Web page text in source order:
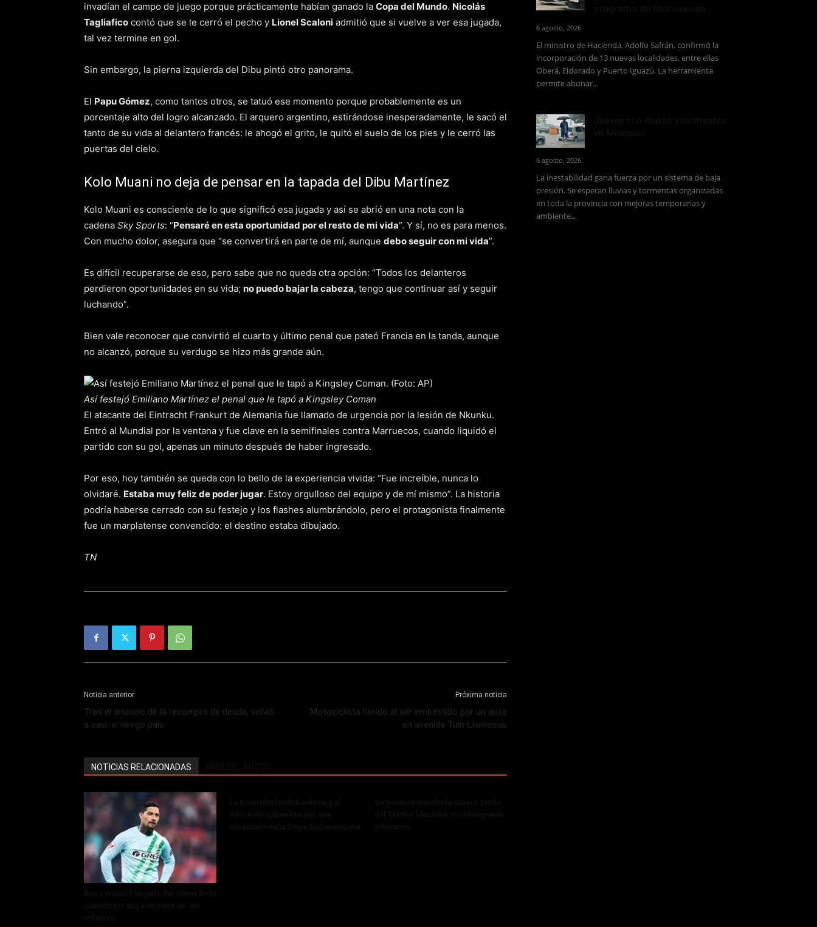
invadían el campo de juego porque prácticamente habían ganado la Copa del Mundo. Nicolás
Tagliafico contó que se le cerró el pecho y Lionel Scaloni admitió que si vuelve a ver esa jugada,
tal vez termine en gol.
Sin embargo, la pierna izquierda del Dibu pintó otro panorama.
El Papu Gómez, como tantos otros, se tatuó ese momento porque probablemente es un
porcentaje alto del logro alcanzado. El arquero argentino, estirándose inesperadamente, le sacó el
tanto de su vida al delantero francés: le ahogó el grito, le quitó el suelo de los pies y le cerró las
puertas del cielo.
Kolo Muani no deja de pensar en la tapada del Dibu Martínez
Kolo Muani es consciente de lo que significó esa jugada y así se abrió en una nota con la
cadena Sky Sports: “Pensaré en esta oportunidad por el resto de mi vida”. Y sí, no es para menos.
Con mucho dolor, asegura que “se convertirá en parte de mí, aunque debo seguir con mi vida”.
Es difícil recuperarse de eso, pero sabe que no queda otra opción: “Todos los delanteros
perdieron oportunidades en su vida; no puedo bajar la cabeza, tengo que continuar así y seguir
luchando”.
Bien vale reconocer que convirtió el cuarto y último penal que pateó Francia en la tanda, aunque
no alcanzó, porque su verdugo se hizo más grande aún.
Así festejó Emiliano Martínez el penal que le tapó a Kingsley Coman
El atacante del Eintracht Frankurt de Alemania fue llamado de urgencia por la lesión de Nkunku.
Entró al Mundial por la ventana y fue clave en la semifinales contra Marruecos, cuando liquidó el
partido con su gol, apenas un minuto después de haber ingresado.
Por eso, hoy también se queda con lo bello de la experiencia vivida: “Fue increíble, nunca lo
olvidaré. Estaba muy feliz de poder jugar. Estoy orgulloso del equipo y de mí mismo”. La historia
podría haberse cerrado con su festejo y los flashes alumbrándolo, pero el protagonista finalmente
fue un marplatense convencido: el destino estaba dibujado.
TN
Noticia anterior
Tras el anuncio de la recompra de deuda, volvió
a caer el riesgo país
Próxima noticia
Motociclista herido al ser embestido por un auto
en avenida Tulo Llamosas
NOTICIAS RELACIONADAS
6 agosto, 2026
El ministro de Hacienda, Adolfo Safrán, confirmó la
incorporación de 13 nuevas localidades, entre ellas
Oberá, Eldorado y Puerto Iguazú. La herramienta
permite abonar...
6 agosto, 2026
La inestabilidad gana fuerza por un sistema de baja
presión. Se esperan lluvias y tormentas organizadas
en toda la provincia con mejoras temporarias y
ambiente...